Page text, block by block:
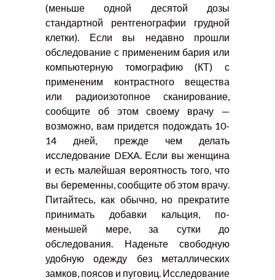
(меньше одной десятой дозы
стандартной рентгенографии грудной
клетки). Если вы недавно прошли
обследование с примененим бария или
компьютерную томографию (КТ) с
примененим контрастного вещества
или радиоизотопное сканирование,
сообщите об этом своему врачу —
возможно, вам придется подождать 10-
14 дней, прежде чем делать
исследование DEXA. Если вы женщина
и есть малейшая вероятность того, что
вы беременны, сообщите об этом врачу.
Питайтесь, как обычно, но прекратите
принимать добавки кальция, по-
меньшей мере, за сутки до
обследования. Наденьте свободную
удобную одежду без металлических
замков, поясов и пуговиц. Исследование